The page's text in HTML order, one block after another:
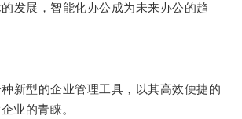
展，智能化办公成为未来办公的趋
型的企业管理工具，以其高效便捷的
业的青睐。